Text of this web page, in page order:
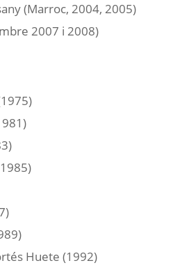
(Marroc, 2004, 2005)
2007 i 2008)
Huete (1992)